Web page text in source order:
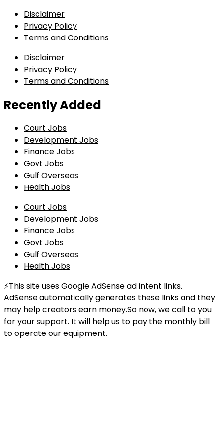
Disclaimer
Privacy Policy
Terms and Conditions
Disclaimer
Privacy Policy
Terms and Conditions
Recently Added
Court Jobs
Development Jobs
Finance Jobs
Govt Jobs
Gulf Overseas
Health Jobs
Court Jobs
Development Jobs
Finance Jobs
Govt Jobs
Gulf Overseas
Health Jobs
⚡This site uses Google AdSense ad intent links.
AdSense automatically generates these links and they
may help creators earn money.So now, we call to you
for your support. It will help us to pay the monthly bill
to operate our equipment.